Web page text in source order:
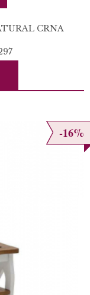
CRNA
-16%